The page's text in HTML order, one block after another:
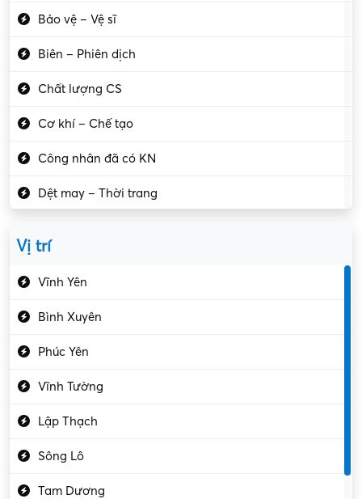
Bảo vệ – Vệ sĩ
Biên – Phiên dịch
Chất lượng CS
Cơ khí – Chế tạo
Công nhân đã có KN
Dệt may – Thời trang
Vị trí
Vĩnh Yên
Bình Xuyên
Phúc Yên
Vĩnh Tường
Lập Thạch
Sông Lô
Tam Dương